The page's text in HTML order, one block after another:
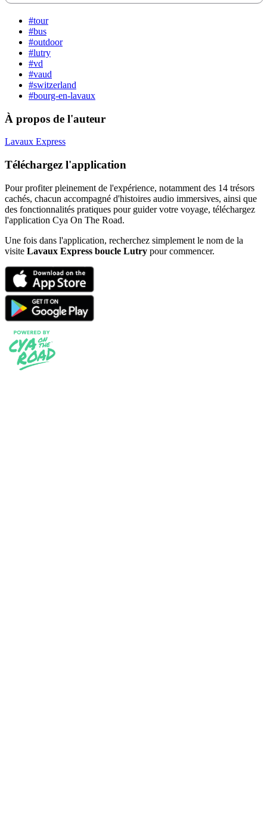
#tour
#bus
#outdoor
#lutry
#vd
#vaud
#switzerland
#bourg-en-lavaux
À propos de l'auteur
Lavaux Express
Téléchargez l'application
Pour profiter pleinement de l'expérience, notamment des 14 trésors
cachés, chacun accompagné d'histoires audio immersives, ainsi que
des fonctionnalités pratiques pour guider votre voyage, téléchargez
l'application Cya On The Road.
Une fois dans l'application, recherchez simplement le nom de la
visite Lavaux Express boucle Lutry pour commencer.